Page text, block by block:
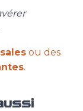
ou des
.